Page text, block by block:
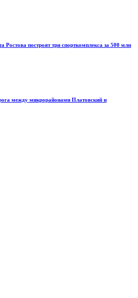
Ростова построят три спорткомплекса за 500 млн
между микрорайонами Платовский и